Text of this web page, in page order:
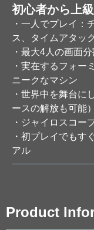
Product
初心者から上
・一人でプレイ：
ス、タイムアタック
・最大4人の画面
・実在するフォー
ニークなマシン
・世界中を舞台に
ースの解放も可能）
・ジャイロスコー
・初プレイでもす
アル